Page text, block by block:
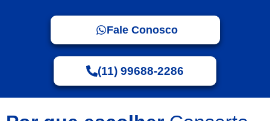
Fale Conosco
(11) 99688-2286